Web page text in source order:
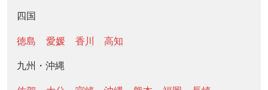
四国
徳島 愛媛 香川 高知
九州・沖縄